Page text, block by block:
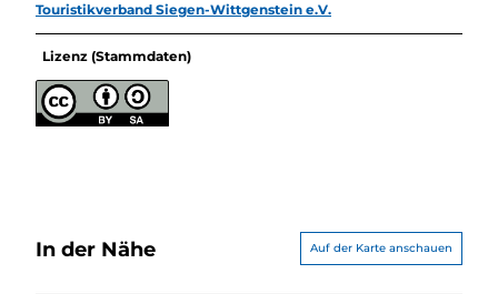
Touristikverband Siegen-Wittgenstein e.V.
Lizenz (Stammdaten)
In der Nähe Auf der Karte anschauen